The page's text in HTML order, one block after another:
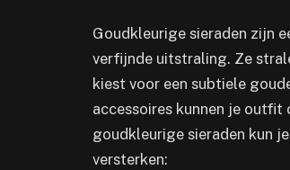
Goudkleurige sieraden zijn
verfijnde uitstraling. Ze
kiest voor een subtiele
accessoires kunnen je
goudkleurige sieraden kun
versterken: